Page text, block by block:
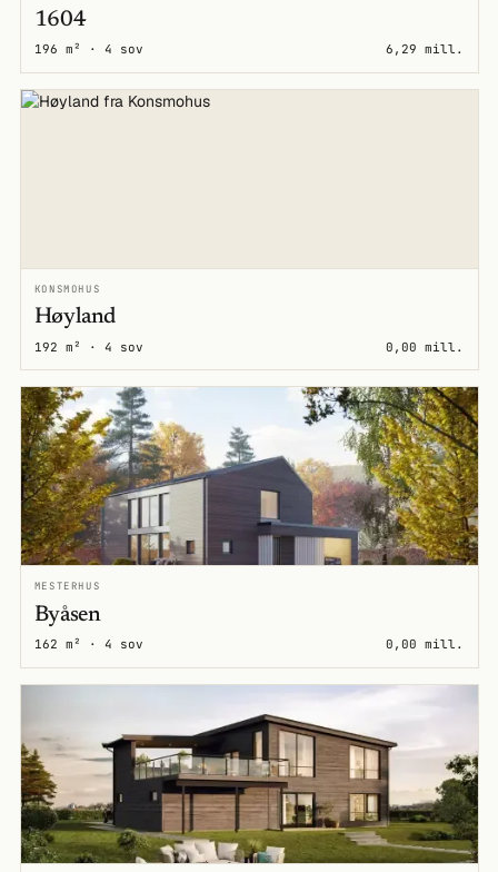
1604
196 m² · 4 sov 6,29 mill.
KONSMOHUS
Høyland
192 m² · 4 sov 0,00 mill.
MESTERHUS
Byåsen
162 m² · 4 sov 0,00 mill.